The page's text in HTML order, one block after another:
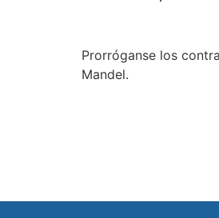
Prorróganse los
Mandel.